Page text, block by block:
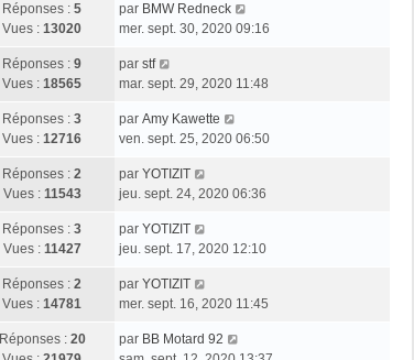
Réponses : 5
Vues : 13020
par BMW Redneck
mer. sept. 30, 2020 09:16
Réponses : 9
Vues : 18565
par stf
mar. sept. 29, 2020 11:48
Réponses : 3
Vues : 12716
par Amy Kawette
ven. sept. 25, 2020 06:50
Réponses : 2
Vues : 11543
par YOTIZIT
jeu. sept. 24, 2020 06:36
Réponses : 3
Vues : 11427
par YOTIZIT
jeu. sept. 17, 2020 12:10
Réponses : 2
Vues : 14781
par YOTIZIT
mer. sept. 16, 2020 11:45
Réponses : 20
par BB Motard 92